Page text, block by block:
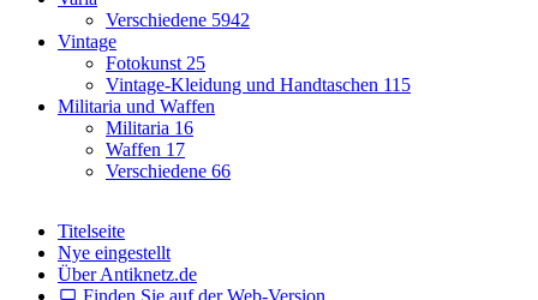
Verschiedene 5942
Vintage
Fotokunst 25
Vintage-Kleidung und Handtaschen 115
Militaria und Waffen
Militaria 16
Waffen 17
Verschiedene 66
Titelseite
Nye eingestellt
Über Antiknetz.de
Finden Sie auf der Web-Version